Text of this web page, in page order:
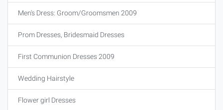
Men's Dress: Groom/Groomsmen 2009
Prom Dresses, Bridesmaid Dresses
First Communion Dresses 2009
Wedding Hairstyle
Flower girl Dresses